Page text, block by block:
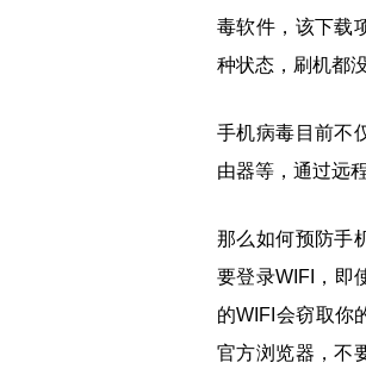
毒软件，该下载
种状态，刷机都
手机病毒目前不
由器等，通过远
那么如何预防手
要登录WIFI，即
的WIFI会窃取你
官方浏览器，不